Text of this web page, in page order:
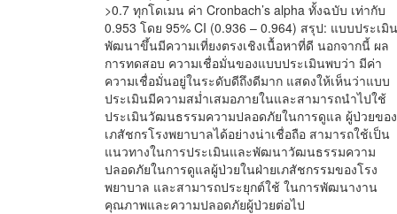
>0.7 ทุกโดเมน ค่า Cronbach’s alpha ทั้งฉบับ เท่ากับ
0.953 โดย 95% CI (0.936 – 0.964) สรุป: แบบประเมิ
พัฒนาขึ้นมีความเที่ยงตรงเชิงเนื้อหาที่ดี นอกจากนี้ ผล
การทดสอบ ความเชื่อมั่นของแบบประเมินพบว่า มีค่า
ความเชื่อมั่นอยู่ในระดับดีถึงดีมาก แสดงให้เห็นว่าแบบ
ประเมินมีความสม่ำเสมอภายในและสามารถนำไปใช้
ประเมินวัฒนธรรมความปลอดภัยในการดูแล ผู้ป่วยของ
เภสัชกรโรงพยาบาลได้อย่างน่าเชื่อถือ สามารถใช้เป็น
แนวทางในการประเมินและพัฒนาวัฒนธรรมความ
ปลอดภัยในการดูแลผู้ป่วยในฝ่ายเภสัชกรรมของโรง
พยาบาล และสามารถประยุกต์ใช้ ในการพัฒนางาน
คุณภาพและความปลอดภัยผู้ป่วยต่อไป